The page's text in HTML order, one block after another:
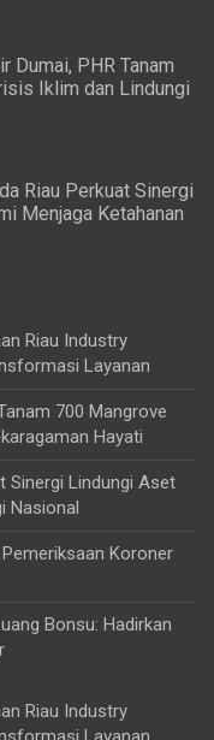
Dumai, PHR Tanam
Iklim dan Lindungi
Riau Perkuat Sinergi
Menjaga Ketahanan
Riau Industry
Layanan
700 Mangrove
Hayati
Sinergi Lindungi Aset
Nasional
Koroner
Bonsu: Hadirkan
Riau Industry